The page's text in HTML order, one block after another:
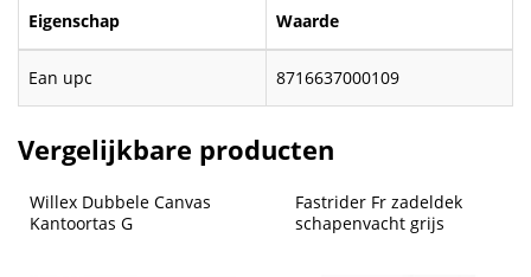
Eigenschap Waarde
Ean upc 8716637000109
Vergelijkbare producten
Willex Dubbele Canvas
Kantoortas G
Fastrider Fr zadeldek
schapenvacht grijs